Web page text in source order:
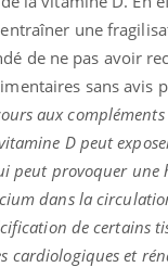
une
de ne pas avoir
sans avis
aux
D peut
peut provoquer
dans la
de certains
cardiologiques et